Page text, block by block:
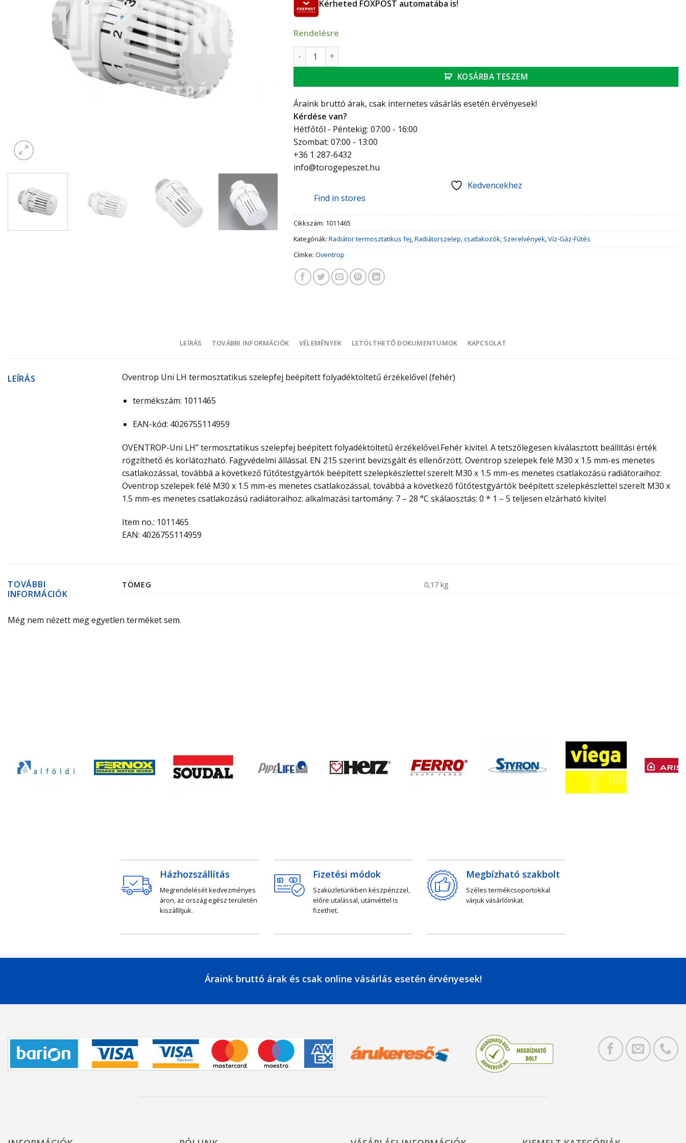
Kérheted FOXPOST automatába is!
Rendelésre
Oventrop Uni LH termosztatikus szelepfej beépített folyadéktöltetű érzékelővel (fehér) mennyiség
KOSÁRBA TESZEM
Áraink bruttó árak, csak internetes vásárlás esetén érvényesek!
Kérdése van?
Hétfőtől - Péntekig: 07:00 - 16:00
Szombat: 07:00 - 13:00
+36 1 287-6432
info@torogepeszet.hu
Kedvencekhez
Find in stores
Cikkszám: 1011465
Kategóriák: Radiátor termosztatikus fej Radiátorszelep, csatlakozók Szerelvények Víz-Gáz-Fűtés
Címke: Oventrop
LEÍRÁS TOVÁBBI INFORMÁCIÓK VÉLEMÉNYEK LETÖLTHETŐ DOKUMENTUMOK KAPCSOLAT
LEÍRÁS Oventrop Uni LH termosztatikus szelepfej beépített folyadéktöltetű érzékelővel (fehér)
termékszám: 1011465
EAN-kód: 4026755114959
OVENTROP-Uni LH” termosztatikus szelepfej beépített folyadéktöltetű érzékelővel.Fehér kivitel. A tetszőlegesen kiválasztott beállítási érték
rögzíthető és korlátozható. Fagyvédelmi állással. EN 215 szerint bevizsgált és ellenőrzött. Oventrop szelepek felé M30 x 1.5 mm-es menetes
csatlakozással, továbbá a következő fűtőtestgyártók beépített szelepkészlettel szerelt M30 x 1.5 mm-es menetes csatlakozású radiátoraihoz:
Oventrop szelepek felé M30 x 1.5 mm-es menetes csatlakozással, továbbá a következő fűtőtestgyártók beépített szelepkészlettel szerelt M30 x
1.5 mm-es menetes csatlakozású radiátoraihoz: alkalmazási tartomány: 7 – 28 °C skálaosztás: 0 * 1 – 5 teljesen elzárható kivitel
Item no.: 1011465
EAN: 4026755114959
TOVÁBBI
INFORMÁCIÓK
TÖMEG 0,17 kg
Még nem nézett meg egyetlen terméket sem.
Házhozszállítás
Megrendelését kedvezményes
áron, az ország egész területén
kiszállítjuk.
Fizetési módok
Szaküzletünkben készpénzzel,
előre utalással, utánvéttel is
fizethet.
Megbízható szakbolt
Széles termékcsoportokkal
várjuk vásárlóinkat.
Áraink bruttó árak és csak online vásárlás esetén érvényesek!